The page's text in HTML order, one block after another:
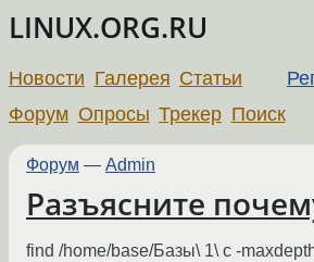
LINUX.ORG.RU
Новости Галерея Статьи
Форум Опросы Трекер Поиск
Форум — Admin
Разъясните
find /home/base/Базы\ 1\ с -